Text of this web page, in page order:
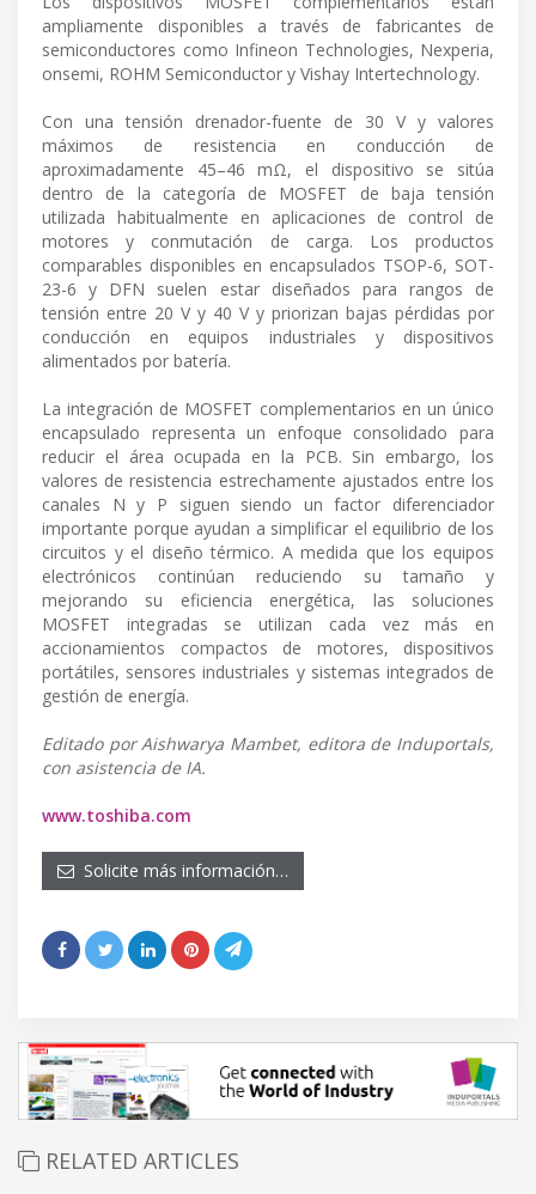
ampliamente disponibles a través de fabricantes de
semiconductores como Infineon Technologies, Nexperia,
onsemi, ROHM Semiconductor y Vishay Intertechnology.
Con una tensión drenador-fuente de 30 V y valores
máximos de resistencia en conducción de
aproximadamente 45–46 mΩ, el dispositivo se sitúa
dentro de la categoría de MOSFET de baja tensión
utilizada habitualmente en aplicaciones de control de
motores y conmutación de carga. Los productos
comparables disponibles en encapsulados TSOP-6, SOT-
23-6 y DFN suelen estar diseñados para rangos de
tensión entre 20 V y 40 V y priorizan bajas pérdidas por
conducción en equipos industriales y dispositivos
alimentados por batería.
La integración de MOSFET complementarios en un único
encapsulado representa un enfoque consolidado para
reducir el área ocupada en la PCB. Sin embargo, los
valores de resistencia estrechamente ajustados entre los
canales N y P siguen siendo un factor diferenciador
importante porque ayudan a simplificar el equilibrio de los
circuitos y el diseño térmico. A medida que los equipos
electrónicos continúan reduciendo su tamaño y
mejorando su eficiencia energética, las soluciones
MOSFET integradas se utilizan cada vez más en
accionamientos compactos de motores, dispositivos
portátiles, sensores industriales y sistemas integrados de
gestión de energía.
Editado por Aishwarya Mambet, editora de Induportals,
con asistencia de IA.
www.toshiba.com
Solicite más información…
RELATED ARTICLES